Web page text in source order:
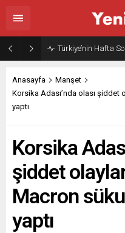
Türkiye’nin Hafta
Anasayfa
Manşet
Korsika Adası’nda olası şiddet
yaptı
Korsika
şiddet
Macron
yaptı